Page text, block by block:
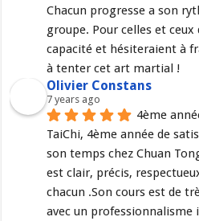
Chacun progresse a son
groupe. Pour celles et
capacité et hésiteraient à
à tenter cet art martial !
Olivier Constans
7 years ago
4ème
TaiChi, 4ème année de
son temps chez Chuan
est clair, précis,
chacun .Son cours est de
avec un professionnalisme